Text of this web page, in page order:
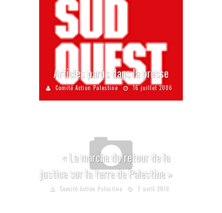
Articles parus dans la presse
Comité Action Palestine 16 juillet 2006
« La marche du retour de la
justice sur la terre de Palestine »
Comité Action Palestine 7 avril 2018